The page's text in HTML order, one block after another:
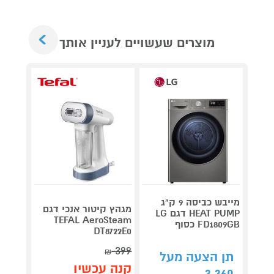
מוצרים שעשויים לעניין אותך
מייבש כביסה 9 ק"ג
HEAT PUMP דגם LG
FD1809GB כסוף
תן הצעה מעל
מגהץ קיטור אנכי דגם
TEFAL AeroSteam
DT8722E0
399
₪
קנה עכשיו